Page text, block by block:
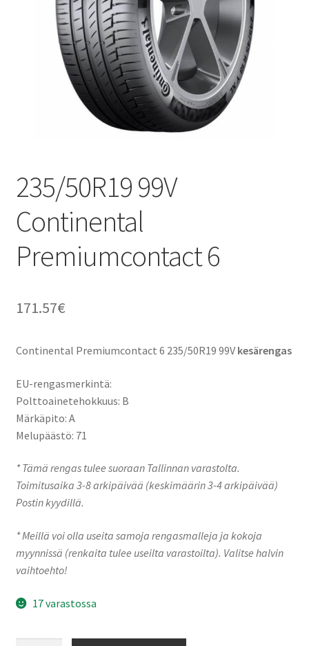
235/50R19 99V
Continental
Premiumcontact 6
171.57€
Continental Premiumcontact 6 235/50R19 99V kesärengas
EU-rengasmerkintä:
Polttoainetehokkuus: B
Märkäpito: A
Melupäästö: 71
* Tämä rengas tulee suoraan Tallinnan varastolta.
Toimitusaika 3-8 arkipäivää (keskimäärin 3-4 arkipäivää)
Postin kyydillä.
* Meillä voi olla useita samoja rengasmalleja ja kokoja
myynnissä (renkaita tulee useilta varastoilta). Valitse halvin
vaihtoehto!
17 varastossa